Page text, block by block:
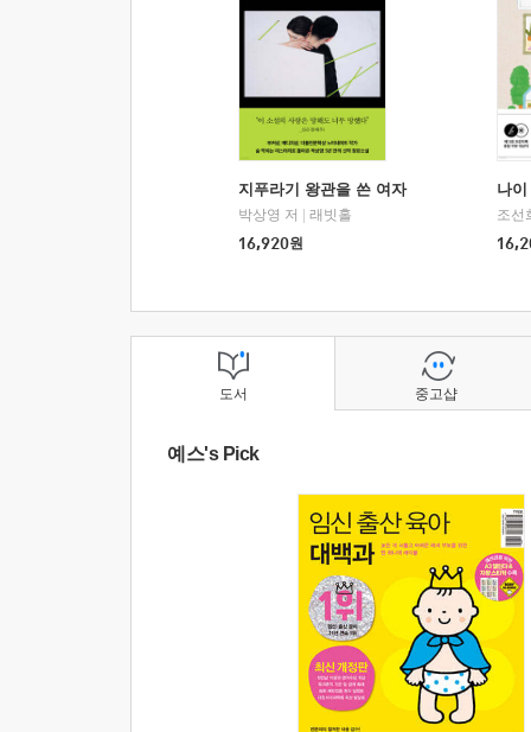
지푸라기 왕관을 쓴 여자
박상영 저
래빗홀
16,920원
나
조선
도서
예스's Pick
중고샵